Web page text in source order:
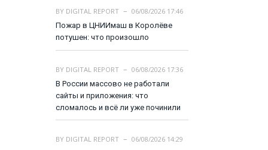
BY DIGITAL REPORT
06/08/2026 17:46
Пожар в ЦНИИмаш в Королёве
потушен: что произошло
BY DIGITAL REPORT
06/08/2026 17:36
В России массово не работали
сайты и приложения: что
сломалось и всё ли уже починили
BY DIGITAL REPORT
06/08/2026 14:29